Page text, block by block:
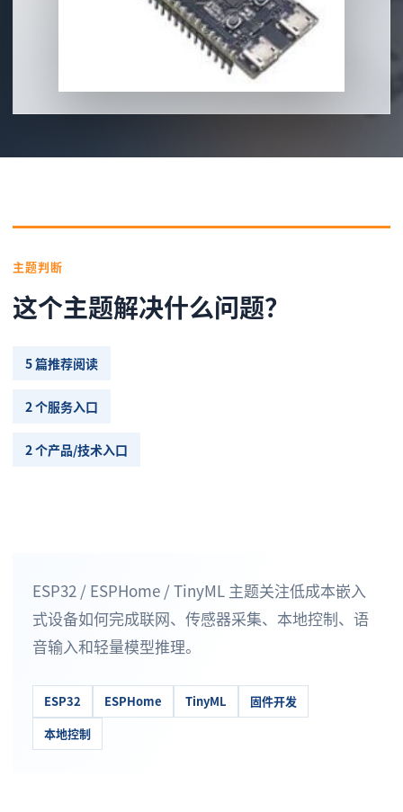
主题判断
这个主题解决什么问题？
5 篇推荐阅读
2 个服务入口
2 个产品/技术入口
ESP32 / ESPHome / TinyML 主题关注低成本嵌入
式设备如何完成联网、传感器采集、本地控制、语
音输入和轻量模型推理。
ESP32 ESPHome TinyML
固件开发
本地控制